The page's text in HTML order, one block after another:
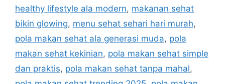
r
i
s
s
healthy lifestyle ala modern, makanan sehat
bikin glowing, menu sehat sehari hari murah,
pola makan sehat ala generasi muda, pola
makan sehat kekinian, pola makan sehat simple
dan praktis, pola makan sehat tanpa mahal,